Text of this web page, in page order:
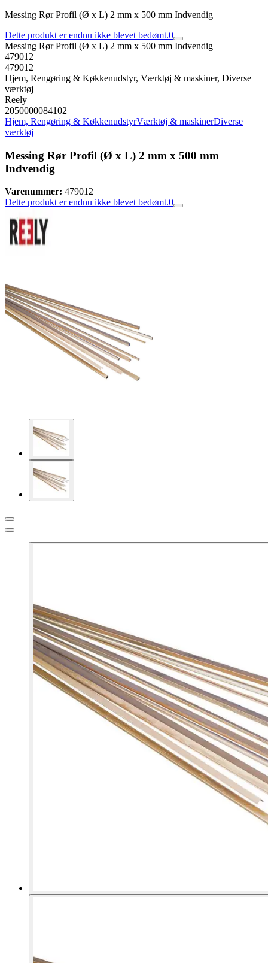
Messing Rør Profil (Ø x L) 2 mm x 500 mm Indvendig
Dette produkt er endnu ikke blevet bedømt.0
Messing Rør Profil (Ø x L) 2 mm x 500 mm Indvendig
479012
479012
Hjem, Rengøring & Køkkenudstyr, Værktøj & maskiner, Diverse
værktøj
Reely
2050000084102
Hjem, Rengøring & KøkkenudstyrVærktøj & maskinerDiverse
værktøj
Messing Rør Profil (Ø x L) 2 mm x 500 mm
Indvendig
Varenummer: 479012
Dette produkt er endnu ikke blevet bedømt.0